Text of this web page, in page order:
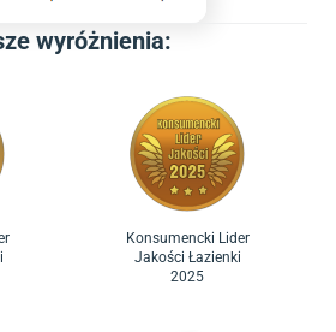
wyróżnienia:
Konsumencki Lider
Jakości Łazienki
2025